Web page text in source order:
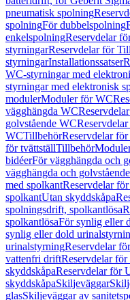
pneumatisk spolning
spolningFör dubbelspolning
enkelspolningReservdelar
styrningarReservdelar för
styrningarInstallationssatser
WC-styrningar med
styrningar med elektronisk
modulerModuler för WC
vägghängda WC
golvstående WC
WCTillbehörReservdelar
för tvättställTillbehör
bidéerFör vägghängda och
vägghängda och
med spolkantReservdelar
spolkantUtan skyddskåpa
spolningsdrift, spolkantlösa
spolkantlösaFör synlig eller
synlig eller dold
urinalstyrningReservdelar
vattenfri driftReservdelar
skyddskåpaReservdelar för
skyddskåpaSkiljeväggar
glasSkiljeväggar av